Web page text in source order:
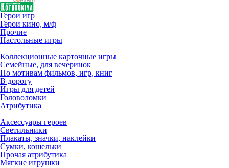
Герои игр
Герои кино, м/ф
Прочие
Настольные игры
Коллекционные карточные игры
Семейные, для вечеринок
По мотивам фильмов, игр, книг
В дорогу
Игры для детей
Головоломки
Атрибутика
Аксессуары героев
Светильники
Плакаты, значки, наклейки
Сумки, кошельки
Прочая атрибутика
Мягкие игрушки